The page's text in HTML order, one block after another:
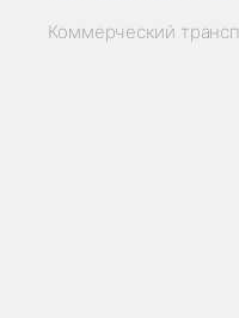
Коммерческий